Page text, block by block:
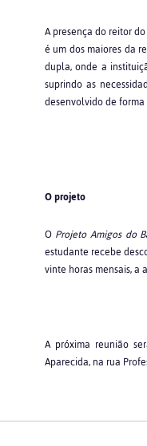
A presença do reitor
é um dos maiores da
dupla, onde a
suprindo as
desenvolvido de
O projeto
O Projeto Amigos do
estudante recebe
vinte horas mensais, a
A próxima reunião
Aparecida, na rua